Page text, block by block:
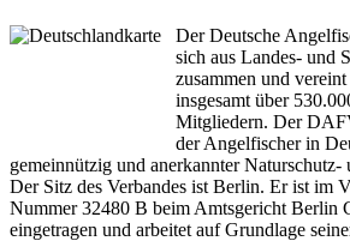
Der Deutsche
sich aus Landes- und
zusammen und
insgesamt über
Mitgliedern. Der
der Angelfischer in
gemeinnützig und anerkannter
Der Sitz des Verbandes ist Berlin. Er ist im
Nummer 32480 B beim Amtsgericht Berlin
eingetragen und arbeitet auf Grundlage